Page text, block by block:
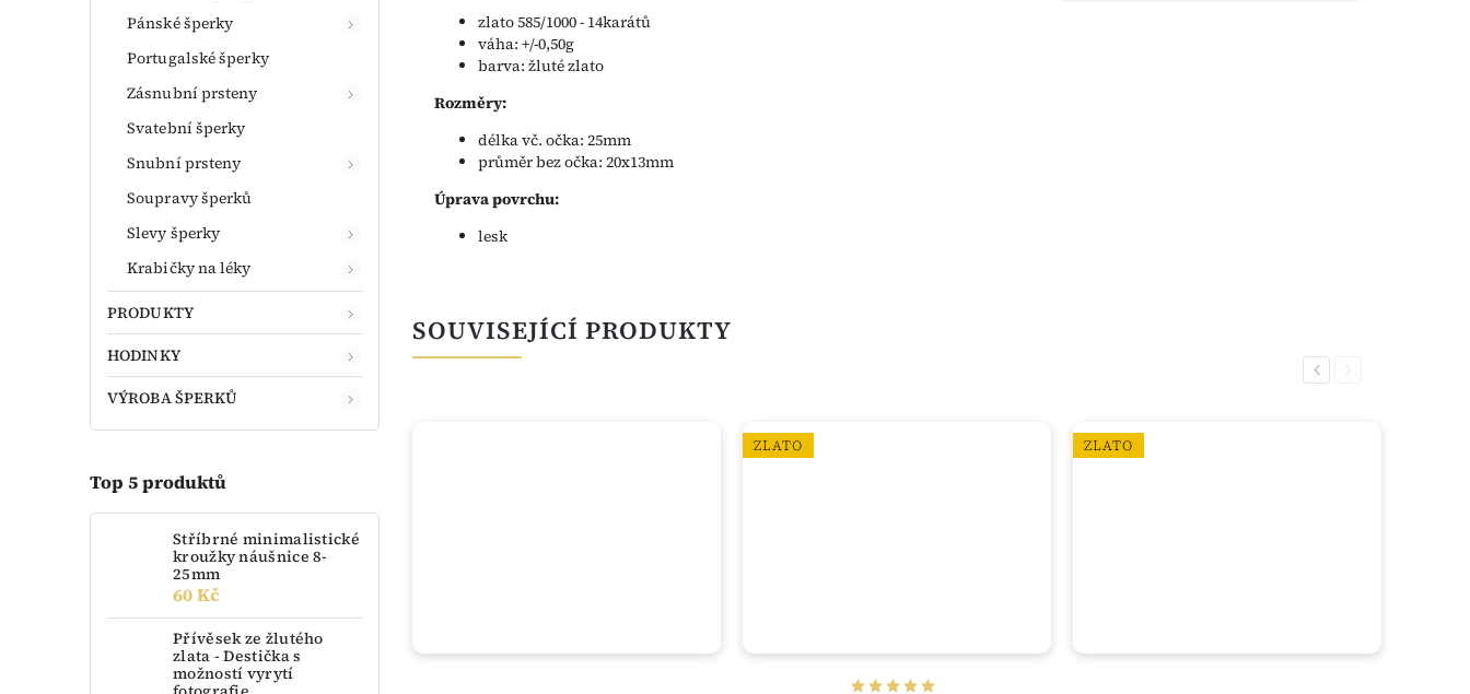
Pánské šperky
Portugalské šperky
Zásnubní prsteny
Svatební šperky
Snubní prsteny
Soupravy šperků
Slevy šperky
Krabičky na léky
PRODUKTY
HODINKY
VÝROBA ŠPERKŮ
Top 5 produktů
Stříbrné minimalistické
kroužky náušnice 8-
25mm
60 Kč
Přívěsek ze žlutého
zlata - Destička s
možností vyrytí
zlato 585/1000 - 14karátů
váha: +/-0,50g
barva: žluté zlato
Rozměry:
délka vč. očka: 25mm
průměr bez očka: 20x13mm
Úprava povrchu:
lesk
SOUVISEJÍCÍ PRODUKTY
Previous
ZLATO ZLATO
Next